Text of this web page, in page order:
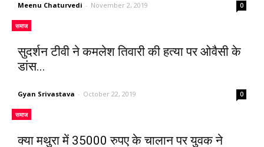
Meenu Chaturvedi - November 2, 2019 0
समाज
सुदर्शन टीवी ने कमलेश तिवारी की हत्या पर ओवैसी के
डांस...
Gyan Srivastava - October 22, 2019 0
समाज
क्या मथुरा में 35000 रुपए के चालान पर युवक ने